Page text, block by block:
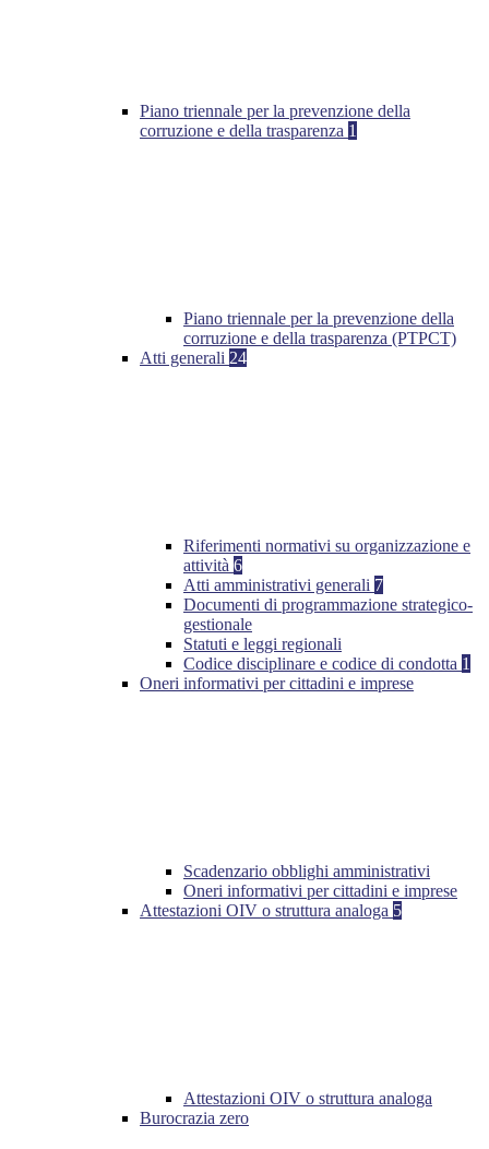
Piano triennale per la prevenzione della
corruzione e della trasparenza 1
Piano triennale per la prevenzione della
corruzione e della trasparenza (PTPCT)
Atti generali 24
Riferimenti normativi su organizzazione e
attività 6
Atti amministrativi generali 7
Documenti di programmazione strategico-
gestionale
Statuti e leggi regionali
Codice disciplinare e codice di condotta 1
Oneri informativi per cittadini e imprese
Scadenzario obblighi amministrativi
Oneri informativi per cittadini e imprese
Attestazioni OIV o struttura analoga 5
Attestazioni OIV o struttura analoga
Burocrazia zero